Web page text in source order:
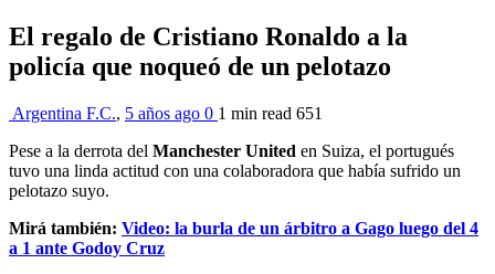
El regalo de Cristiano Ronaldo a la
policía que noqueó de un pelotazo
Argentina F.C., 5 años ago 0 1 min read 651
Pese a la derrota del Manchester United en Suiza, el portugués
tuvo una linda actitud con una colaboradora que había sufrido un
pelotazo suyo.
Mirá también: Video: la burla de un árbitro a Gago luego del 4
a 1 ante Godoy Cruz